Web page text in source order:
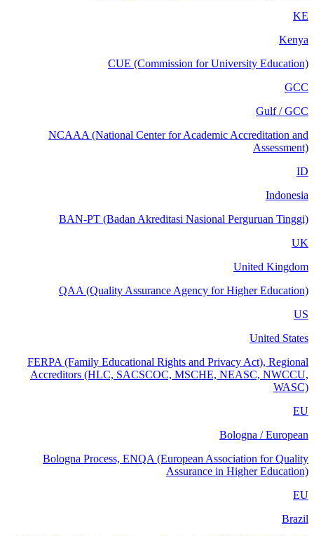
KE
Kenya
CUE (Commission for University Education)
GCC
Gulf / GCC
NCAAA (National Center for Academic Accreditation and
Assessment)
ID
Indonesia
BAN-PT (Badan Akreditasi Nasional Perguruan Tinggi)
UK
United Kingdom
QAA (Quality Assurance Agency for Higher Education)
US
United States
FERPA (Family Educational Rights and Privacy Act), Regional
Accreditors (HLC, SACSCOC, MSCHE, NEASC, NWCCU,
WASC)
EU
Bologna / European
Bologna Process, ENQA (European Association for Quality
Assurance in Higher Education)
EU
Brazil